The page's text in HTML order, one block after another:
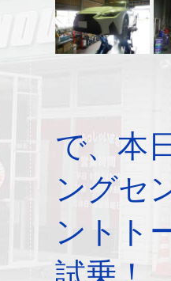
で、本
ングセ
ントト